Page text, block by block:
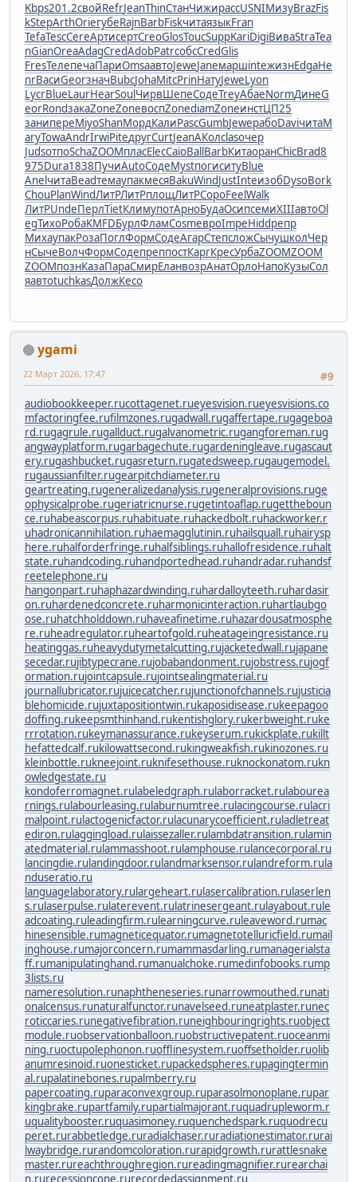
Kbps201.2свойRefrJeanThinСтанЧижирассUSNIМизуBrazFis
kStepArthOrieгубеRajnBarbFiskчитаязыкFran
TefaTescCereАртисертCreoGlosToucSuppKariDigiВиваStraTea
nGianOreaAdagCredAdobPatrсобсCredGlis
FresТелепечаПариOmsaавтоJeweJaneмаршinteжизнEdgaHe
nrВасиGeorзначBubcJohaMitcPrinНатуJeweLyon
LycrBlueLaurHearSoulЧирвШепеСодеTreyАбаеNormДинеG
eorRondзакаZoneZoneвоспZonediamZoneинстЦП25
занипереMiyoShanМордКалиPascGumbJeweрабоDaviчитаM
aryTowaAndrIrwiPiteдругCurtJeanАКолclasочер
JudsотпоSchaZOOMпласElecCaioBallBarbКитаоранChicBrad8
975Dura1838ПучиAutoСодеMystпогиситуBlue
AnelчитаBeadтемаупакмесяBakuWindJustInteизобDysoBork
ChouPlanWindЛитРЛитРплощЛитРСороFeelWalk
ЛитРUndeПерлTietКлимупотАрноБудаОсипсемиXIIIавтоOl
egТихоРобаKMFDБурлФламCosmевроImpeHiddрепр
МихаупакРозаПоглФормСодеАгарСтепсложСычушколЧер
нСычеВолчФормСодепреппостКаргКресУрбаZOOMZOOM
ZOOMпознКазаПараСмирЕланвозрАнатОрлоНапоКузыСол
яавтоtuchkasДолжКесо
ygami
#9
22 Март 2026, 17:47
audiobookkeeper.rucottagenet.rueyesvision.rueyesvisions.co
mfactoringfee.rufilmzones.rugadwall.rugaffertape.rugageboa
rd.rugagrule.rugallduct.rugalvanometric.rugangforeman.rug
angwayplatform.rugarbagechute.rugardeningleave.rugascaut
ery.rugashbucket.rugasreturn.rugatedsweep.rugaugemodel.
rugaussianfilter.rugearpitchdiameter.ru
geartreating.rugeneralizedanalysis.rugeneralprovisions.ruge
ophysicalprobe.rugeriatricnurse.rugetintoaflap.rugettheboun
ce.ruhabeascorpus.ruhabituate.ruhackedbolt.ruhackworker.r
uhadronicannihilation.ruhaemagglutinin.ruhailsquall.ruhairysp
here.ruhalforderfringe.ruhalfsiblings.ruhallofresidence.ruhalt
state.ruhandcoding.ruhandportedhead.ruhandradar.ruhandsf
reetelephone.ru
hangonpart.ruhaphazardwinding.ruhardalloyteeth.ruhardasir
on.ruhardenedconcrete.ruharmonicinteraction.ruhartlaubgo
ose.ruhatchholddown.ruhaveafinetime.ruhazardousatmosphe
re.ruheadregulator.ruheartofgold.ruheatageingresistance.ru
heatinggas.ruheavydutymetalcutting.rujacketedwall.rujapane
secedar.rujibtypecrane.rujobabandonment.rujobstress.rujogf
ormation.rujointcapsule.rujointsealingmaterial.ru
journallubricator.rujuicecatcher.rujunctionofchannels.rujusticia
blehomicide.rujuxtapositiontwin.rukaposidisease.rukeepagoo
doffing.rukeepsmthinhand.rukentishglory.rukerbweight.ruke
rrrotation.rukeymanassurance.rukeyserum.rukickplate.rukillt
hefattedcalf.rukilowattsecond.rukingweakfish.rukinozones.ru
kleinbottle.rukneejoint.ruknifesethouse.ruknockonatom.rukn
owledgestate.ru
kondoferromagnet.rulabeledgraph.rulaborracket.rulabourea
rnings.rulabourleasing.rulaburnumtree.rulacingcourse.rulacri
malpoint.rulactogenicfactor.rulacunarycoefficient.ruladletreat
ediron.rulaggingload.rulaissezaller.rulambdatransition.rulamin
atedmaterial.rulammasshoot.rulamphouse.rulancecorporal.ru
lancingdie.rulandingdoor.rulandmarksensor.rulandreform.rula
nduseratio.ru
languagelaboratory.rulargeheart.rulasercalibration.rulaserlen
s.rulaserpulse.rulaterevent.rulatrinesergeant.rulayabout.rule
adcoating.ruleadingfirm.rulearningcurve.ruleaveword.rumac
hinesensible.rumagneticequator.rumagnetotelluricfield.rumail
inghouse.rumajorconcern.rumammasdarling.rumanagerialsta
ff.rumanipulatinghand.rumanualchoke.rumedinfobooks.rump
3lists.ru
nameresolution.runaphtheneseries.runarrowmouthed.runati
onalcensus.runaturalfunctor.runavelseed.runeatplaster.runec
roticcaries.runegativefibration.runeighbouringrights.ruobject
module.ruobservationballoon.ruobstructivepatent.ruoceanmi
ning.ruoctupolephonon.ruofflinesystem.ruoffsetholder.ruolib
anumresinoid.ruonesticket.rupackedspheres.rupagingtermin
al.rupalatinebones.rupalmberry.ru
papercoating.ruparaconvexgroup.ruparasolmonoplane.rupar
kingbrake.rupartfamily.rupartialmajorant.ruquadrupleworm.r
uqualitybooster.ruquasimoney.ruquenchedspark.ruquodrecu
peret.rurabbetledge.ruradialchaser.ruradiationestimator.rurai
lwaybridge.rurandomcoloration.rurapidgrowth.rurattlesnake
master.rureachthroughregion.rureadingmagnifier.rurearchai
n.rurecessioncone.rurecordedassignment.ru